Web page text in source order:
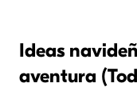
Ideas
aventura